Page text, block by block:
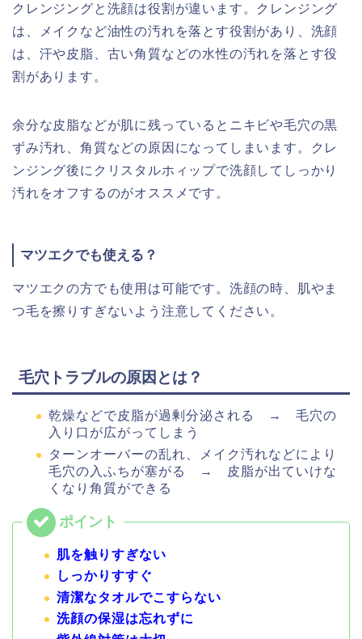
クレンジングと洗顔は役割が違います。クレンジング
は、メイクなど油性の汚れを落とす役割があり、洗顔
は、汗や皮脂、古い角質などの水性の汚れを落とす役
割があります。
余分な皮脂などが肌に残っているとニキビや毛穴の黒
ずみ汚れ、角質などの原因になってしまいます。クレ
ンジング後にクリスタルホィップで洗顔してしっかり
汚れをオフするのがオススメです。
マツエクでも使える？
マツエクの方でも使用は可能です。洗顔の時、肌やま
つ毛を擦りすぎないよう注意してください。
毛穴トラブルの原因とは？
乾燥などで皮脂が過剰分泌される → 毛穴の
入り口が広がってしまう
ターンオーバーの乱れ、メイク汚れなどにより
毛穴の入ふちが塞がる → 皮脂が出ていけな
くなり角質ができる
肌を触りすぎない
しっかりすすぐ
清潔なタオルでこすらない
洗顔の保湿は忘れずに